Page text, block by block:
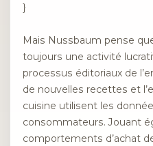
}
Mais Nussbaum pense
toujours une activité
processus éditoriaux de
de nouvelles recettes et
cuisine utilisent les
consommateurs. Jouant
comportements d’achat